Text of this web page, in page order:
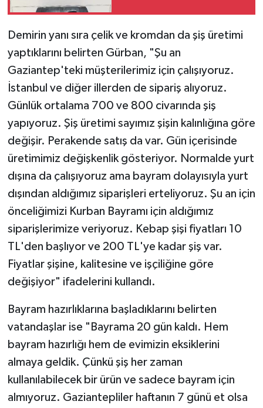
Demirin yanı sıra çelik ve kromdan da şiş üretimi
yaptıklarını belirten Gürban, "Şu an
Gaziantep'teki müşterilerimiz için çalışıyoruz.
İstanbul ve diğer illerden de sipariş alıyoruz.
Günlük ortalama 700 ve 800 civarında şiş
yapıyoruz. Şiş üretimi sayımız şişin kalınlığına göre
değişir. Perakende satış da var. Gün içerisinde
üretimimiz değişkenlik gösteriyor. Normalde yurt
dışına da çalışıyoruz ama bayram dolayısıyla yurt
dışından aldığımız siparişleri erteliyoruz. Şu an için
önceliğimizi Kurban Bayramı için aldığımız
siparişlerimize veriyoruz. Kebap şişi fiyatları 10
TL'den başlıyor ve 200 TL'ye kadar şiş var.
Fiyatlar şişine, kalitesine ve işçiliğine göre
değişiyor" ifadelerini kullandı.
Bayram hazırlıklarına başladıklarını belirten
vatandaşlar ise "Bayrama 20 gün kaldı. Hem
bayram hazırlığı hem de evimizin eksiklerini
almaya geldik. Çünkü şiş her zaman
kullanılabilecek bir ürün ve sadece bayram için
almıyoruz. Gaziantepliler haftanın 7 günü et olsa